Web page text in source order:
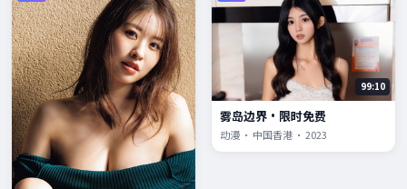
99:10
雾岛边界·限时免费
动漫 · 中国香港 · 2023